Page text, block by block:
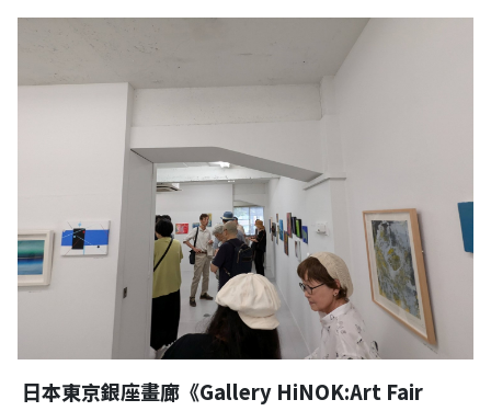
日本東京銀座畫廊《Gallery HiNOK:Art Fair